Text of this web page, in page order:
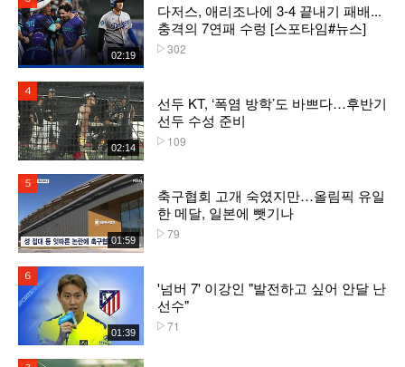
02:19
다저스, 애리조나에 3-4 끝내기 패배...
충격의 7연패 수렁 [스포타임#뉴스]
302
02:14
선두 KT, ‘폭염 방학’도 바쁘다…후반기
선두 수성 준비
109
01:59
축구협회 고개 숙였지만…올림픽 유일
한 메달, 일본에 뺏기나
79
01:39
'넘버 7' 이강인 "발전하고 싶어 안달 난
선수"
71